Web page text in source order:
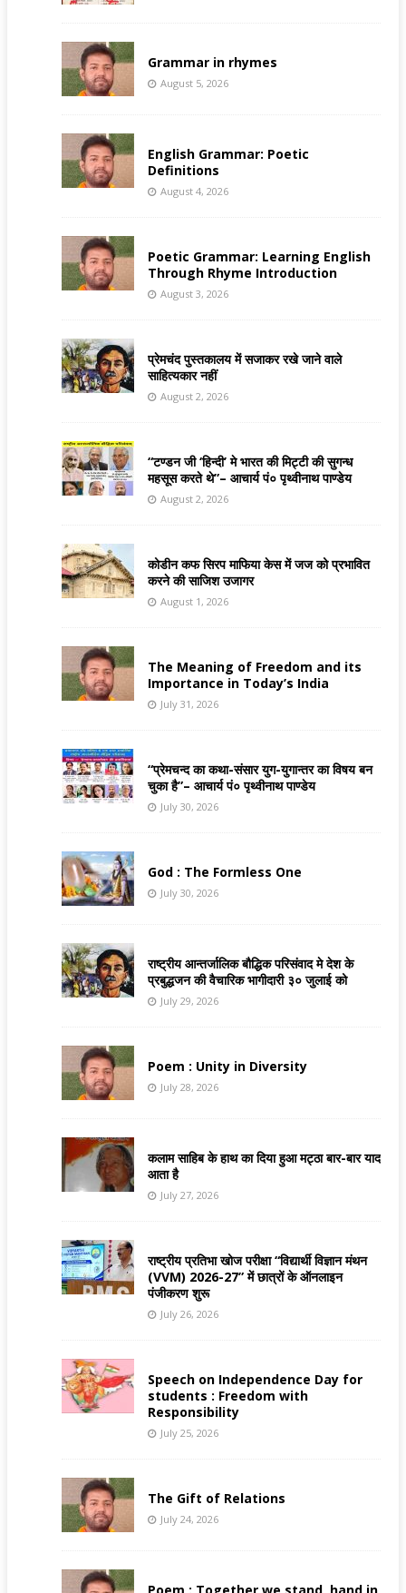
Grammar in rhymes
August 5, 2026
English Grammar: Poetic
Definitions
August 4, 2026
Poetic Grammar: Learning English
Through Rhyme Introduction
August 3, 2026
प्रेमचंद पुस्तकालय में सजाकर रखे जाने वाले
साहित्यकार नहीं
August 2, 2026
“टण्डन जी ‘हिन्दी’ मे भारत की मिट्टी की सुगन्ध
महसूस करते थे”– आचार्य पं० पृथ्वीनाथ पाण्डेय
August 2, 2026
कोडीन कफ सिरप माफिया केस में जज को प्रभावित
करने की साजिश उजागर
August 1, 2026
The Meaning of Freedom and its
Importance in Today’s India
July 31, 2026
“प्रेमचन्द का कथा-संसार युग-युगान्तर का विषय बन
चुका है”– आचार्य पं० पृथ्वीनाथ पाण्डेय
July 30, 2026
God : The Formless One
July 30, 2026
राष्ट्रीय आन्तर्जालिक बौद्धिक परिसंवाद मे देश के
प्रबुद्धजन की वैचारिक भागीदारी ३० जुलाई को
July 29, 2026
Poem : Unity in Diversity
July 28, 2026
कलाम साहिब के हाथ का दिया हुआ मट्ठा बार-बार याद
आता है
July 27, 2026
राष्ट्रीय प्रतिभा खोज परीक्षा “विद्यार्थी विज्ञान मंथन
(VVM) 2026-27” में छात्रों के ऑनलाइन
पंजीकरण शुरू
July 26, 2026
Speech on Independence Day for
students : Freedom with
Responsibility
July 25, 2026
The Gift of Relations
July 24, 2026